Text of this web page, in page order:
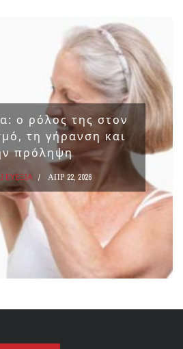
ο ρόλος της στον
τη γήρανση και
πρόληψη
ΕΥΕΞΙΑ ΑΠΡ 22, 2026